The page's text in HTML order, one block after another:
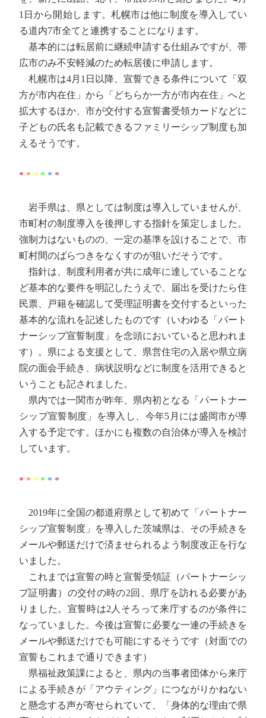
1日から開始します。札幌市は他に制度を導入してい
る道内7市全てと連携することになります。
基本的には転居前に継続申請する仕組みですが、帯
広市のみ不安軽減のため転居後に申請します。
札幌市は4月1日以降、宣誓できる条件について「双
方が市内在住」から「どちらか一方が市内在住」へと
拡大するほか、市が交付する宣誓書受領カードなどに
子どもの氏名も記載できるファミリーシップ制度も加
えるそうです。
* * * * * *
岩手県は、県としては制度は導入していませんが、
市町村の制度導入を後押しする指針を策定しました。
強制力はないものの、一定の基準を設けることで、市
町村間のばらつきをなくすのが狙いだそうです。
指針は、制度利用者が共に成年に達していることな
ど基本的な要件を明記したうえで、届出を受けたら住
民票、戸籍を確認して受理証明書を交付するといった
基本的な流れを記述したものです（いわゆる「パート
ナーシップ宣誓制度」を念頭においていると思われま
す）。県による支援として、県営住宅の入居や県立病
院の面会手続き、病状説明などに制度を活用できると
いうことも記されました。
県内では一関市が昨年、県内初となる「パートナー
シップ宣誓制度」を導入し、今年5月には盛岡市が導
入する予定です。ほかにも複数の自治体が導入を検討
しています。
* * * * * *
2019年に全国の都道府県として初めて「パートナー
シップ宣誓制度」を導入した茨城県は、その手続きを
メールや郵送だけで済ませられるよう制度改正を行な
いました。
これまでは宣誓の時と宣誓受領証（パートナーシッ
プ証明書）の交付の時の2回、県庁を訪れる必要があ
りました。宣誓時は2人そろって来庁するのが条件に
なっていました。今後は宣誓に必要な一連の手続きを
メールや郵送だけでも可能にするそうです（対面での
宣誓もこれまで通りできます）
県福祉政策課によると、県内の当事者団体から来庁
による手続きが「アウティング」につながりかねない
と懸念する声が寄せられていて、「身体的な理由で県